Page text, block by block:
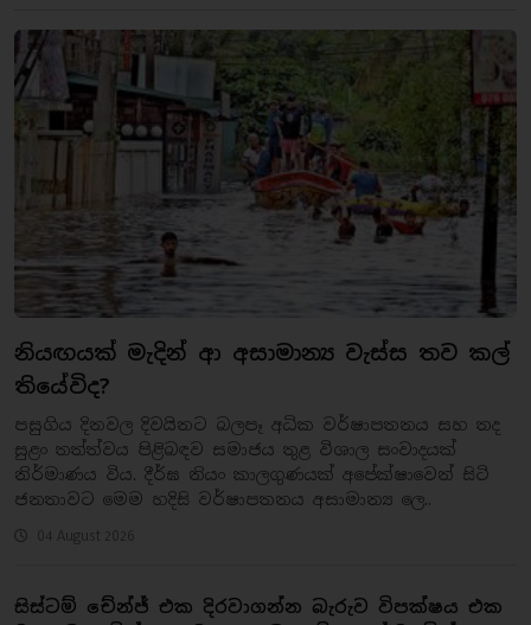
නියඟයක් මැදින් ආ අසාමාන්‍ය වැස්ස තව කල්
තියේවිද?
​පසුගිය දිනවල දිවයිනට බලපෑ අධික වර්ෂාපතනය සහ තද
සුළං තත්ත්වය පිළිබඳව සමාජය තුළ විශාල සංවාදයක්
නිර්මාණය විය. දීර්ඝ නියං කාලගුණයක් අපේක්ෂාවෙන් සිටි
ජනතාවට මෙම හදිසි වර්ෂාපතනය අසාමාන්‍ය ලෙ..
04 August 2026
සිස්ටම් චේන්ජ් එක දිරවාගන්න බැරුව විපක්ෂය එක